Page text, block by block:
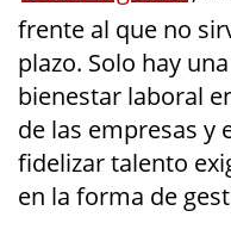
frente al que no
plazo. Solo hay
bienestar laboral
de las empresas y
fidelizar talento
en la forma de